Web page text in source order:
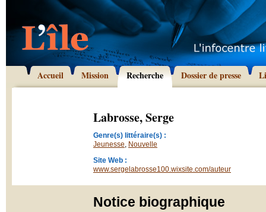
Accueil Mission Recherche Dossier de presse
Labrosse, Serge
Genre(s) littéraire(s) :
Jeunesse, Nouvelle
Site Web :
www.sergelabrosse100.wixsite.com/auteur
Notice biographique